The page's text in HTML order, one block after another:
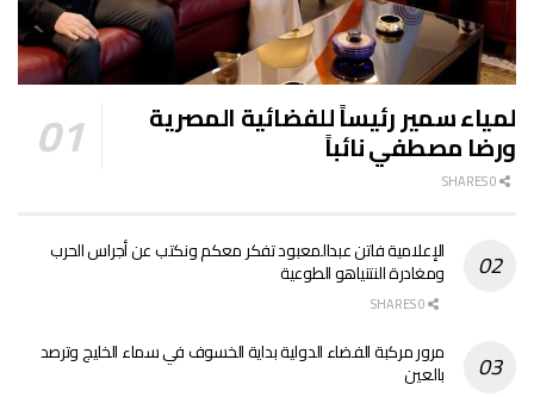
لمياء سمير رئيساً للفضائية المصرية
ورضا مصطفي نائباً
الإعلامية فاتن عبدالمعبود تفكر معكم ونكتب عن أجراس الحرب
ومغادرة النتنياهو الطوعية
مرور مركبة الفضاء الدولية بداية الخسوف في سماء الخليج وترصد
بالعين